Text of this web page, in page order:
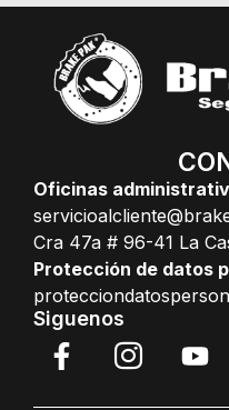
Oficinas
Cra 47a # 96-41 La
Protección de datos
Siguenos